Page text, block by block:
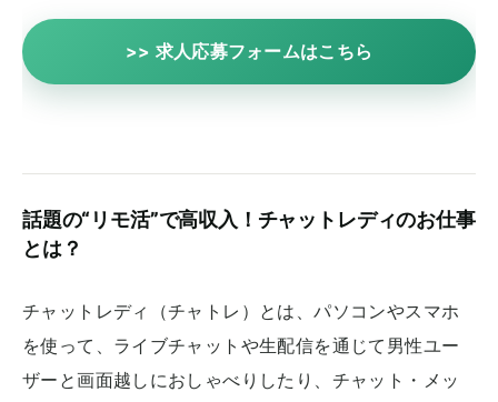
>> 求人応募フォームはこちら
話題の“リモ活”で高収入！チャットレディのお仕事
とは？
チャットレディ（チャトレ）とは、パソコンやスマホ
を使って、ライブチャットや生配信を通じて男性ユー
ザーと画面越しにおしゃべりしたり、チャット・メッ